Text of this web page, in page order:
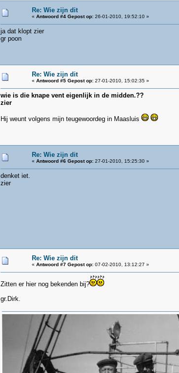
Re: Wie zijn dit
« Antwoord #4 Gepost op:26-01-2010, 19:52:10 »
ja dat klopt zier
gr poon
Re: Wie zijn dit
« Antwoord #5 Gepost op:27-01-2010, 15:02:35 »
wie is die knape vent eigenlijk in de midden.??
zier
Hij weunt volgens mijn teugewoordeg in Maasluis
Re: Wie zijn dit
« Antwoord #6 Gepost op:27-01-2010, 15:25:30 »
denket iet.
zier
Re: Wie zijn dit
« Antwoord #7 Gepost op:07-02-2010, 13:12:27 »
Zitten er hier nog bekenden bij?
gr.Dirk.